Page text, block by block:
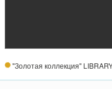
"Золотая коллекция"